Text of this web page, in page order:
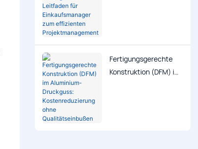
effizienten
Projektmanagement
Fertigungsgerechte
Konstruktion (DFM) im